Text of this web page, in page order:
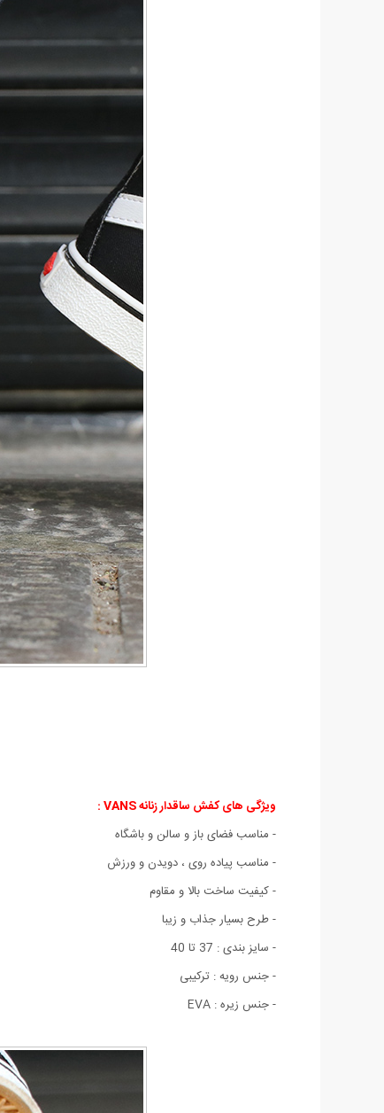
ویژگی های کفش ساقدار زنانه VANS :
- مناسب فضای باز و سالن و باشگاه
- مناسب پیاده روی ، دویدن و ورزش
- کیفیت ساخت بالا و مقاوم
- طرح بسیار جذاب و زیبا
- سایز بندی : 37 تا 40
- جنس رویه : ترکیبی
- جنس زیره : EVA